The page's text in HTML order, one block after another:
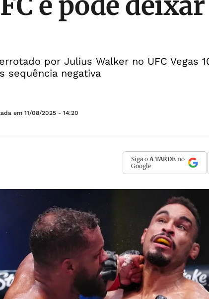
por Julius Walker no UFC Vegas
sequência negativa
em 11/08/2025 - 14:20
Siga o A TARDE no
Google